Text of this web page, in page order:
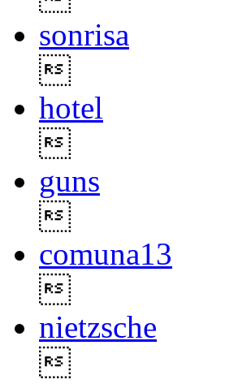
sonrisa
hotel
guns
comuna13
nietzsche